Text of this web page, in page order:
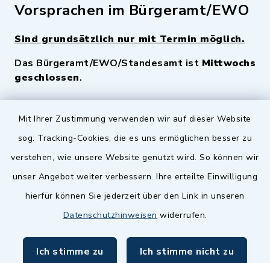
Mit Ihrer Zustimmung verwenden wir auf dieser Website
sog. Tracking-Cookies, die es uns ermöglichen besser zu
verstehen, wie unsere Website genutzt wird. So können wir
unser Angebot weiter verbessern. Ihre erteilte Einwilligung
hierfür können Sie jederzeit über den Link in unseren
Datenschutzhinweisen widerrufen.
Ich stimme zu Ich stimme nicht zu
Vorsprachen im Bürgeramt/EWO
Sind grundsätzlich nur mit Termin möglich.
Das Bürgeramt/EWO/Standesamt ist Mittwochs
geschlossen.
Quicklinks
Zenngrund Allianz
Dillenberggruppe
inixmedia GmbH